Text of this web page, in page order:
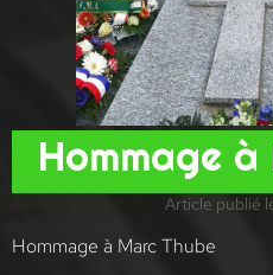
Hommage
Article publié
Hommage à Marc Thube